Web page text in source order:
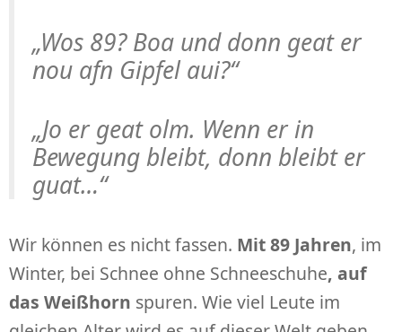
„Wos 89? Boa und donn geat er
nou afn Gipfel aui?“
„Jo er geat olm. Wenn er in
Bewegung bleibt, donn bleibt er
guat…“
Wir können es nicht fassen. Mit 89 Jahren, im
Winter, bei Schnee ohne Schneeschuhe, auf
das Weißhorn spuren. Wie viel Leute im